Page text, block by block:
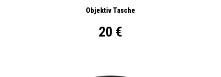
Objektiv Tasche
20 €